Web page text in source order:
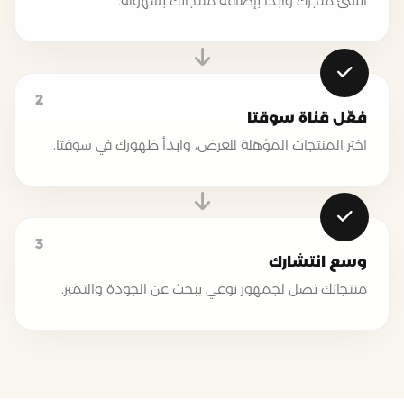
2
فعّل قناة سوقتا
اختر المنتجات المؤهلة للعرض، وابدأ ظهورك في سوقتا.
3
وسع انتشارك
منتجاتك تصل لجمهور نوعي يبحث عن الجودة والتميز.